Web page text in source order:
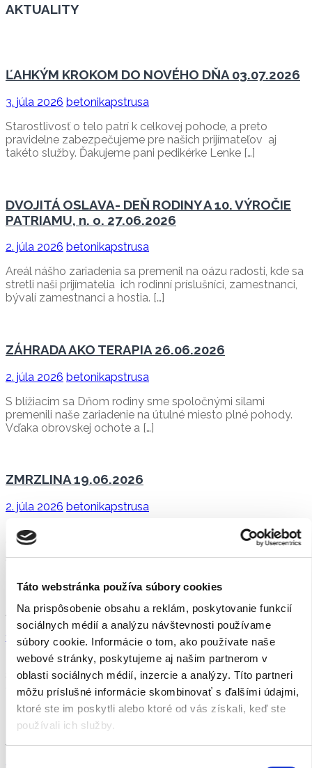
Táto webstránka používa súbory cookies
Na prispôsobenie obsahu a reklám, poskytovanie funkcií
sociálnych médií a analýzu návštevnosti používame
súbory cookie. Informácie o tom, ako používate naše
webové stránky, poskytujeme aj našim partnerom v
oblasti sociálnych médií, inzercie a analýzy. Títo partneri
môžu príslušné informácie skombinovať s ďalšími údajmi,
ktoré ste im poskytli alebo ktoré od vás získali, keď ste
používali ich služby.
Výber
AKTUALITY
ĽAHKÝM KROKOM DO NOVÉHO DŇA 03.07.2026
3. júla 2026 betonikapstrusa
Starostlivosť o telo patrí k celkovej pohode, a preto
pravidelne zabezpečujeme pre našich prijímateľov aj
takéto služby. Ďakujeme pani pedikérke Lenke […]
DVOJITÁ OSLAVA- DEŇ RODINY A 10. VÝROČIE
PATRIAMU, n. o. 27.06.2026
2. júla 2026 betonikapstrusa
Areál nášho zariadenia sa premenil na oázu radosti, kde sa
stretli naši prijímatelia ich rodinní príslušníci, zamestnanci,
bývalí zamestnanci a hostia. […]
ZÁHRADA AKO TERAPIA 26.06.2026
2. júla 2026 betonikapstrusa
S blížiacim sa Dňom rodiny sme spoločnými silami
premenili naše zariadenie na útulné miesto plné pohody.
Vďaka obrovskej ochote a […]
ZMRZLINA 19.06.2026
2. júla 2026 betonikapstrusa
Letné dni vedia byť aj poriadne vyčerpávajúce. Keď
teplomer stúpa k tridsiatkam, človek hľadá akýkoľvek
spôsob, ako sa schladiť. My […]
KADERNÍČKA U NÁS 18.06.2026
18. júna 2026 betonikapstrusa
Ďakujeme našej obľúbenej kaderníčke p. Majke za ďalšiu
skvelú návštevu v našom zariadení. Prijímatelia si nielen
oddýchli, ale odchádzali s […]